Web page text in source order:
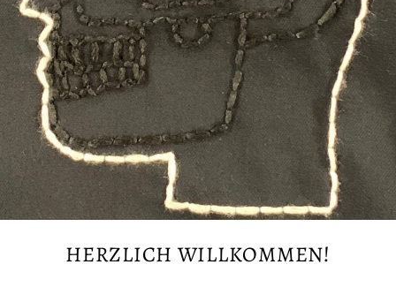
HERZLICH WILLKOMMEN!